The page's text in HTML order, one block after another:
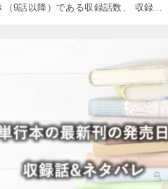
（9話以降）である収録話数、 収録話